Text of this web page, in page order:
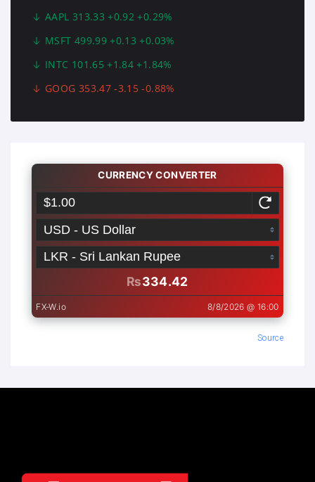
AAPL 313.33 +0.92 +0.29%
MSFT 499.99 +0.13 +0.03%
INTC 101.65 +1.84 +1.84%
GOOG 353.47 -3.15 -0.88%
Source